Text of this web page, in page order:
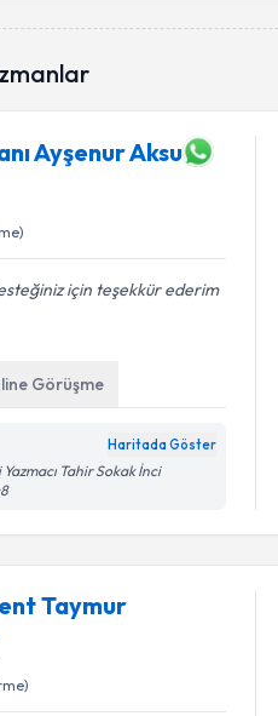
Ayşenur Aksu
için teşekkür ederim
Görüşme
Haritada Göster
Tahir Sokak İnci
Taymur